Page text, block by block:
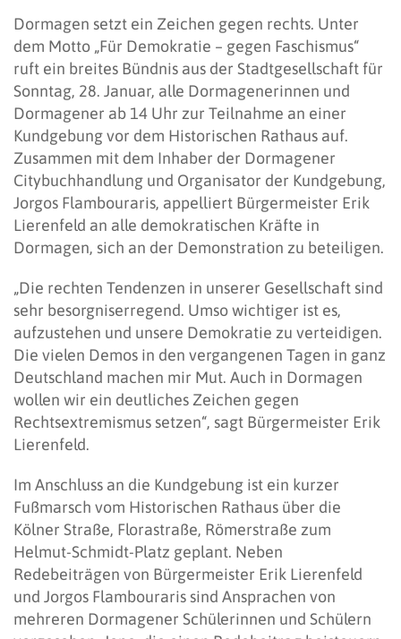
Dormagen setzt ein Zeichen gegen rechts. Unter
dem Motto „Für Demokratie – gegen Faschismus“
ruft ein breites Bündnis aus der Stadtgesellschaft für
Sonntag, 28. Januar, alle Dormagenerinnen und
Dormagener ab 14 Uhr zur Teilnahme an einer
Kundgebung vor dem Historischen Rathaus auf.
Zusammen mit dem Inhaber der Dormagener
Citybuchhandlung und Organisator der Kundgebung,
Jorgos Flambouraris, appelliert Bürgermeister Erik
Lierenfeld an alle demokratischen Kräfte in
Dormagen, sich an der Demonstration zu beteiligen.
„Die rechten Tendenzen in unserer Gesellschaft sind
sehr besorgniserregend. Umso wichtiger ist es,
aufzustehen und unsere Demokratie zu verteidigen.
Die vielen Demos in den vergangenen Tagen in ganz
Deutschland machen mir Mut. Auch in Dormagen
wollen wir ein deutliches Zeichen gegen
Rechtsextremismus setzen“, sagt Bürgermeister Erik
Lierenfeld.
Im Anschluss an die Kundgebung ist ein kurzer
Fußmarsch vom Historischen Rathaus über die
Kölner Straße, Florastraße, Römerstraße zum
Helmut-Schmidt-Platz geplant. Neben
Redebeiträgen von Bürgermeister Erik Lierenfeld
und Jorgos Flambouraris sind Ansprachen von
mehreren Dormagener Schülerinnen und Schülern